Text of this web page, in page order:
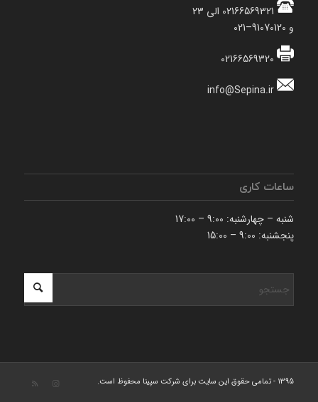
و 91070120–021
02166569320
info@Sepina.ir
ساعات کاری
شنبه – چهارشنبه: 9:00 – 17:00
پنجشنبه: 9:00 – 15:00
1395 - تمامی حقوق این سایت برای شرکت سپینا محفوظ است.